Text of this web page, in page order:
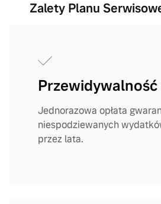
Zalety Planu
Jednorazowa opłata
niespodziewanych
przez lata.